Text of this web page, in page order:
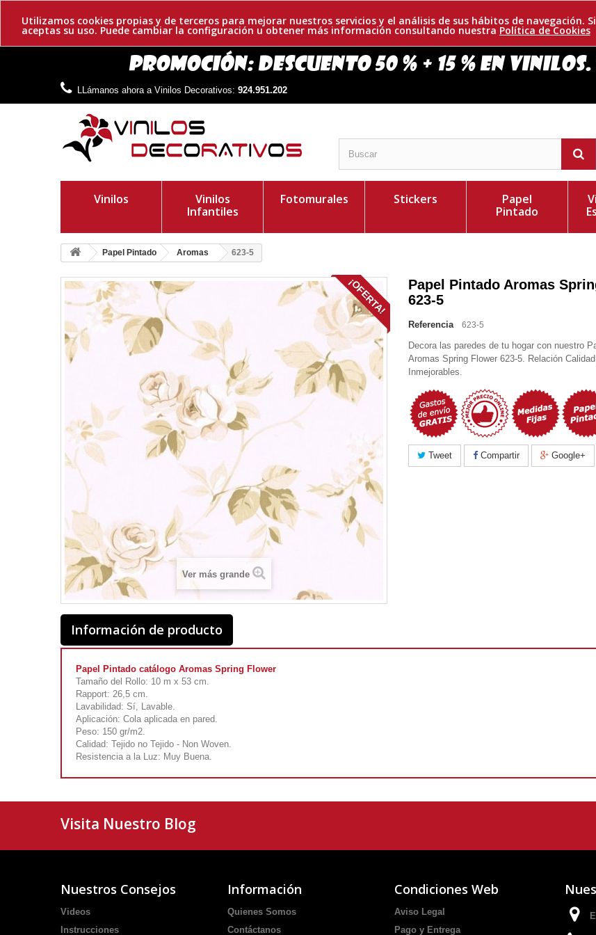
Utilizamos cookies propias y de terceros para mejorar nuestros servicios y el análisis de sus hábitos de navegación.
aceptas su uso. Puede cambiar la configuración u obtener más información consultando nuestra Política de Cookies
LLámanos ahora a Vinilos Decorativos: 924.951.202
Vinilos
Vinilos
Infantiles
Fotomurales Stickers
Papel
Pintado
Papel Pintado Aromas 623-5
¡OFERTA!
Ver más grande
Papel Pintado Aromas
623-5
Referencia 623-5
Decora las paredes de tu hogar con nuestro
Aromas Spring Flower 623-5. Relación
Inmejorables.
Tweet Compartir Google+
Información de producto
Papel Pintado catálogo Aromas Spring Flower
Tamaño del Rollo: 10 m x 53 cm.
Rapport: 26,5 cm.
Lavabilidad: Sí, Lavable.
Aplicación: Cola aplicada en pared.
Peso: 150 gr/m2.
Calidad: Tejido no Tejido - Non Woven.
Resistencia a la Luz: Muy Buena.
Visita Nuestro Blog
Nuestros Consejos
Videos
Instrucciones
Información
Quienes Somos
Contáctanos
Condiciones Web
Aviso Legal
Pago y Entrega